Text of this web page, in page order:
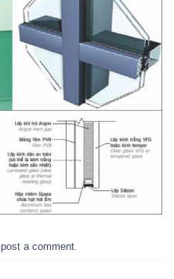
post a comment